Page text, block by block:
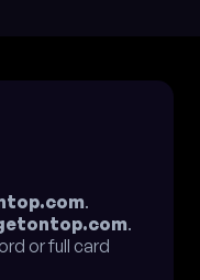
.
.
or full card